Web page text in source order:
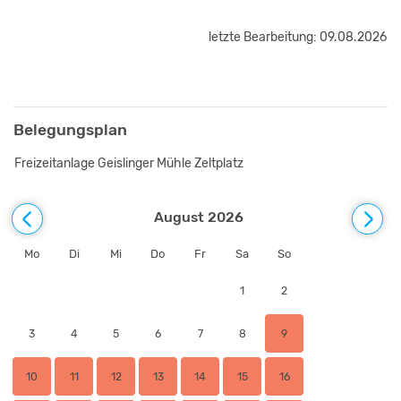
letzte Bearbeitung: 09.08.2026
Belegungsplan
Freizeitanlage Geislinger Mühle Zeltplatz
August 2026
Mo Di Mi Do Fr Sa So
1 2
3 4 5 6 7 8 9
10 11 12 13 14 15 16